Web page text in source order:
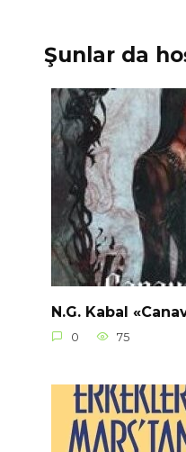
Şunlar da
N.G. Kabal
0 75